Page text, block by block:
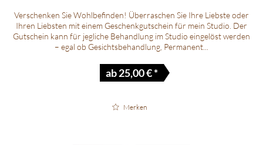
Verschenken Sie Wohlbefinden! Überraschen Sie Ihre Liebste oder
Ihren Liebsten mit einem Geschenkgutschein für mein Studio. Der
Gutschein kann für jegliche Behandlung im Studio eingelöst werden
– egal ob Gesichtsbehandlung, Permanent...
ab 25,00 € *
Merken